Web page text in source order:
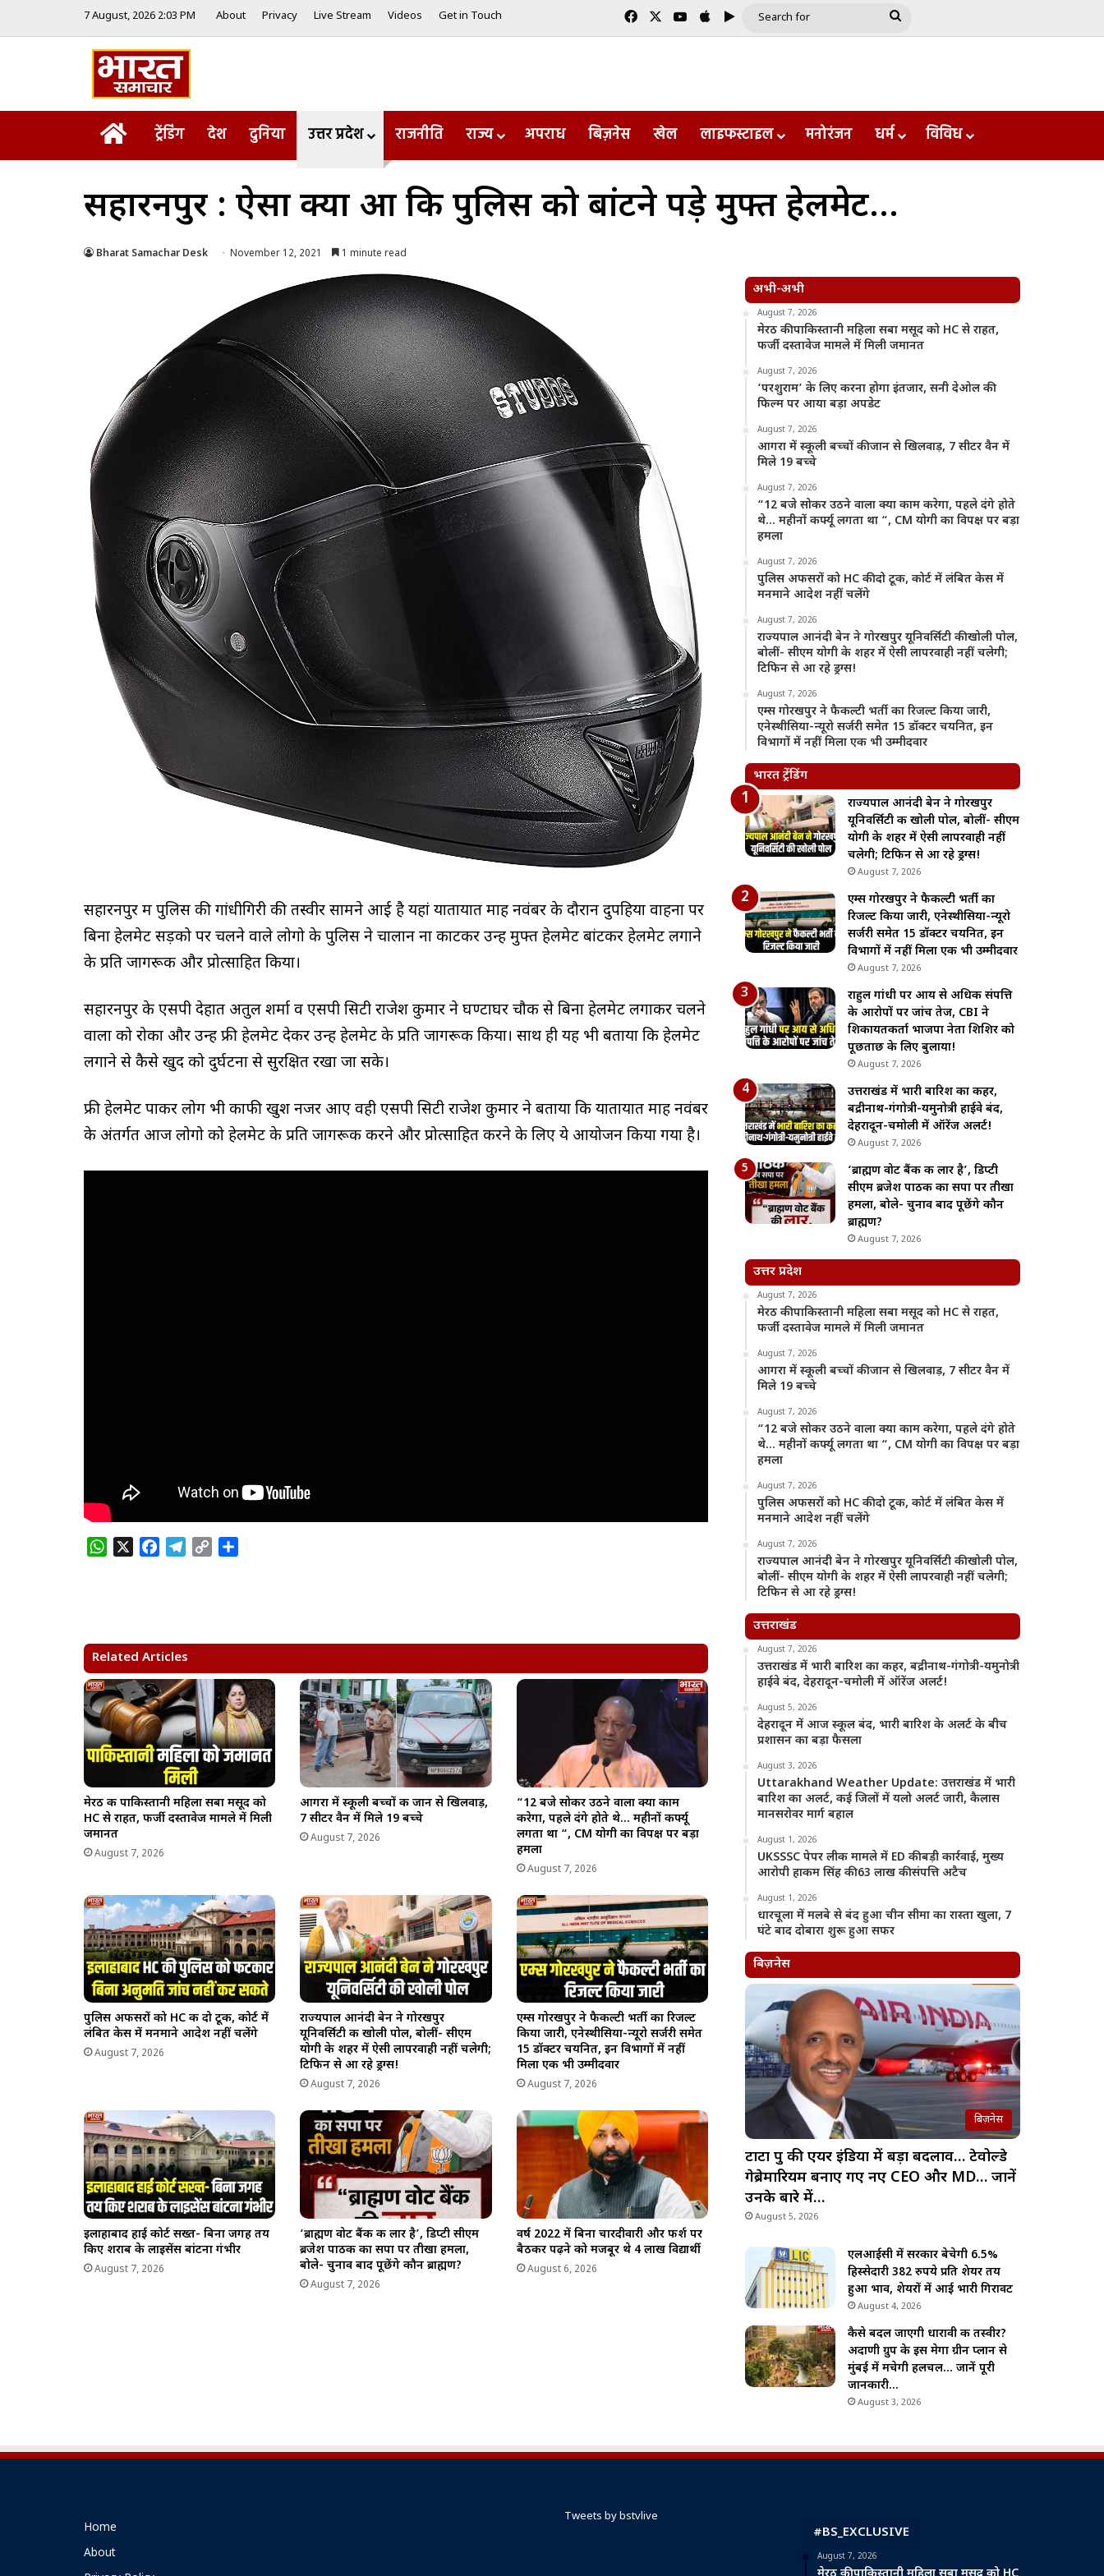
7 August, 2026 2:03 PM About Privacy Live Stream Videos Get in Touch FacebookYouTube
AppleGoogle Play
Search
Homeट्रेंडिंग देश दुनिया उत्तर प्रदेश राजनीति राज्य अपराध बिज़नेस खेल लाइफस्टाइल मनोरंजन धर्म विविध
सहारनपुर : ऐसा क्या हुआ कि पुलिस को बांटने पड़े मुफ्त हेलमेट…
Bharat Samachar Desk November 12, 2021 1 minute read
सहारनपुर में पुलिस की गांधीगिरी की तस्वीरें सामने आई है यहां यातायात माह नवंबर के दौरान दुपहिया वाहनों पर
बिना हेलमेट सड़को पर चलने वाले लोगो के पुलिस ने चालान ना काटकर उन्हें मुफ्त हेलमेट बांटकर हेलमेट लगाने
के प्रति जागरूक और प्रोत्साहित किया।
सहारनपुर के एसपी देहात अतुल शर्मा व एसपी सिटी राजेश कुमार ने घण्टाघर चौक से बिना हेलमेट लगाकर चलने
वालों को रोका और उन्हें फ्री हेलमेट देकर उन्हें हेलमेट के प्रति जागरूक किया। साथ ही यह भी बताया कि हेलमेट
लगाने से कैसे खुद को दुर्घटना से सुरक्षित रखा जा सके।
फ्री हेलमेट पाकर लोग भी काफी खुश नजर आए वही एसपी सिटी राजेश कुमार ने बताया कि यातायात माह नवंबर
के अंतर्गत आज लोगो को हेलमेट के प्रति जागरूक करने और प्रोत्साहित करने के लिए ये आयोजन किया गया है।
W
A
p
p
o
o
k
r
a
m
i
k
Related Articles
मेरठ की पाकिस्तानी महिला सबा मसूद को
HC से राहत, फर्जी दस्तावेज मामले में मिली
जमानत
August 7, 2026
आगरा में स्कूली बच्चों की जान से खिलवाड़,
7 सीटर वैन में मिले 19 बच्चे
August 7, 2026
“12 बजे सोकर उठने वाला क्या काम
करेगा, पहले दंगे होते थे… महीनों कर्फ्यू
लगता था “, CM योगी का विपक्ष पर बड़ा
हमला
August 7, 2026
पुलिस अफसरों को HC की दो टूक, कोर्ट में
लंबित केस में मनमाने आदेश नहीं चलेंगे
August 7, 2026
राज्यपाल आनंदी बेन ने गोरखपुर
यूनिवर्सिटी की खोली पोल, बोलीं- सीएम
योगी के शहर में ऐसी लापरवाही नहीं चलेगी;
टिफिन से आ रहे ड्रग्स!
August 7, 2026
एम्स गोरखपुर ने फैकल्टी भर्ती का रिजल्ट
किया जारी, एनेस्थीसिया-न्यूरो सर्जरी समेत
15 डॉक्टर चयनित, इन विभागों में नहीं
मिला एक भी उम्मीदवार
August 7, 2026
इलाहाबाद हाई कोर्ट सख्त- बिना जगह तय
किए शराब के लाइसेंस बांटना गंभीर
August 7, 2026
‘ब्राह्मण वोट बैंक की लार है’, डिप्टी सीएम
ब्रजेश पाठक का सपा पर तीखा हमला,
बोले- चुनाव बाद पूछेंगे कौन ब्राह्मण?
August 7, 2026
वर्ष 2022 में बिना चारदीवारी और फर्श पर
बैठकर पढ़ने को मजबूर थे 4 लाख विद्यार्थी
August 6, 2026
अभी-अभी
August 7, 2026
मेरठ की पाकिस्तानी महिला सबा मसूद को HC से राहत,
फर्जी दस्तावेज मामले में मिली जमानत
August 7, 2026
‘परशुराम’ के लिए करना होगा इंतजार, सनी देओल की
फिल्म पर आया बड़ा अपडेट
August 7, 2026
आगरा में स्कूली बच्चों की जान से खिलवाड़, 7 सीटर वैन में
मिले 19 बच्चे
August 7, 2026
“12 बजे सोकर उठने वाला क्या काम करेगा, पहले दंगे होते
थे… महीनों कर्फ्यू लगता था “, CM योगी का विपक्ष पर बड़ा
हमला
August 7, 2026
पुलिस अफसरों को HC की दो टूक, कोर्ट में लंबित केस में
मनमाने आदेश नहीं चलेंगे
August 7, 2026
राज्यपाल आनंदी बेन ने गोरखपुर यूनिवर्सिटी की खोली पोल,
बोलीं- सीएम योगी के शहर में ऐसी लापरवाही नहीं चलेगी;
टिफिन से आ रहे ड्रग्स!
August 7, 2026
एम्स गोरखपुर ने फैकल्टी भर्ती का रिजल्ट किया जारी,
एनेस्थीसिया-न्यूरो सर्जरी समेत 15 डॉक्टर चयनित, इन
विभागों में नहीं मिला एक भी उम्मीदवार
भारत ट्रेंडिंग
राज्यपाल आनंदी बेन ने गोरखपुर
यूनिवर्सिटी की खोली पोल, बोलीं- सीएम
योगी के शहर में ऐसी लापरवाही नहीं
चलेगी; टिफिन से आ रहे ड्रग्स!
August 7, 2026
एम्स गोरखपुर ने फैकल्टी भर्ती का
रिजल्ट किया जारी, एनेस्थीसिया-न्यूरो
सर्जरी समेत 15 डॉक्टर चयनित, इन
विभागों में नहीं मिला एक भी उम्मीदवार
August 7, 2026
राहुल गांधी पर आय से अधिक संपत्ति
के आरोपों पर जांच तेज, CBI ने
शिकायतकर्ता भाजपा नेता शिशिर को
पूछताछ के लिए बुलाया!
August 7, 2026
उत्तराखंड में भारी बारिश का कहर,
बद्रीनाथ-गंगोत्री-यमुनोत्री हाईवे बंद,
देहरादून-चमोली में ऑरेंज अलर्ट!
August 7, 2026
‘ब्राह्मण वोट बैंक की लार है’, डिप्टी
सीएम ब्रजेश पाठक का सपा पर तीखा
हमला, बोले- चुनाव बाद पूछेंगे कौन
ब्राह्मण?
August 7, 2026
उत्तर प्रदेश
August 7, 2026
मेरठ की पाकिस्तानी महिला सबा मसूद को HC से राहत,
फर्जी दस्तावेज मामले में मिली जमानत
August 7, 2026
आगरा में स्कूली बच्चों की जान से खिलवाड़, 7 सीटर वैन में
मिले 19 बच्चे
August 7, 2026
“12 बजे सोकर उठने वाला क्या काम करेगा, पहले दंगे होते
थे… महीनों कर्फ्यू लगता था “, CM योगी का विपक्ष पर बड़ा
हमला
August 7, 2026
पुलिस अफसरों को HC की दो टूक, कोर्ट में लंबित केस में
मनमाने आदेश नहीं चलेंगे
August 7, 2026
राज्यपाल आनंदी बेन ने गोरखपुर यूनिवर्सिटी की खोली पोल,
बोलीं- सीएम योगी के शहर में ऐसी लापरवाही नहीं चलेगी;
टिफिन से आ रहे ड्रग्स!
उत्तराखंड
August 7, 2026
उत्तराखंड में भारी बारिश का कहर, बद्रीनाथ-गंगोत्री-यमुनोत्री
हाईवे बंद, देहरादून-चमोली में ऑरेंज अलर्ट!
August 5, 2026
देहरादून में आज स्कूल बंद, भारी बारिश के अलर्ट के बीच
प्रशासन का बड़ा फैसला
August 3, 2026
Uttarakhand Weather Update: उत्तराखंड में भारी
बारिश का अलर्ट, कई जिलों में यलो अलर्ट जारी, कैलास
मानसरोवर मार्ग बहाल
August 1, 2026
UKSSSC पेपर लीक मामले में ED की बड़ी कार्रवाई, मुख्य
आरोपी हाकम सिंह की 63 लाख की संपत्ति अटैच
August 1, 2026
धारचूला में मलबे से बंद हुआ चीन सीमा का रास्ता खुला, 7
घंटे बाद दोबारा शुरू हुआ सफर
बिज़नेस
बिज़नेस
टाटा ग्रुप की एयर इंडिया में बड़ा बदलाव… टेवोल्डे
गेब्रेमारियम बनाए गए नए CEO और MD… जानें
उनके बारे में…
August 5, 2026
एलआईसी में सरकार बेचेगी 6.5%
हिस्सेदारी 382 रुपये प्रति शेयर तय
हुआ भाव, शेयरों में आई भारी गिरावट
August 4, 2026
कैसे बदल जाएगी धारावी की तस्वीर?
अदाणी ग्रुप के इस मेगा ग्रीन प्लान से
मुंबई में मचेगी हलचल… जानें पूरी
जानकारी…
August 3, 2026
Home
About
Tweets by bstvlive
#BS_EXCLUSIVE
August 7, 2026